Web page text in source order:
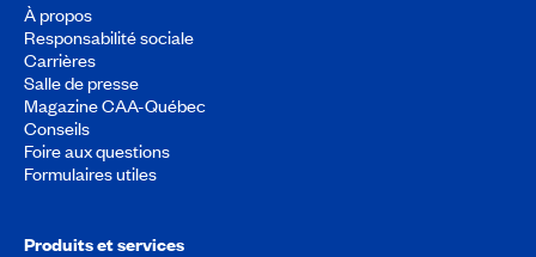
À propos
Responsabilité sociale
Carrières
Salle de presse
Magazine CAA-Québec
Conseils
Foire aux questions
Formulaires utiles
Produits et services